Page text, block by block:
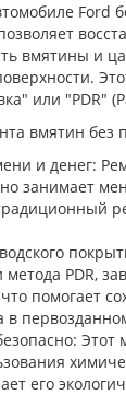
Ford
вмятины и
или "PDR"
вмятин без
и денег:
занимает
PDR,
помогает
в
Этот
его